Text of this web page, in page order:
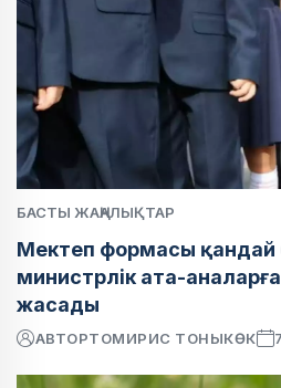
БАСТЫ ЖАҢАЛЫҚТАР
Мектеп формасы қандай
министрлік ата-
жасады
АВТОРТОМИРИС ТОНЫКӨК